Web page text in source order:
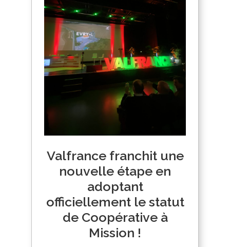
Valfrance franchit une
nouvelle étape en
adoptant
officiellement le statut
de Coopérative à
Mission !